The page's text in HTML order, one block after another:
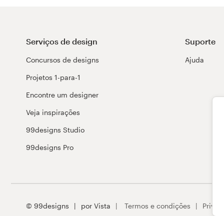
Serviços de design
Concursos de designs
Projetos 1-para-1
Encontre um designer
Veja inspirações
99designs Studio
99designs Pro
Suporte
Ajuda
© 99designs por Vista Termos e condições